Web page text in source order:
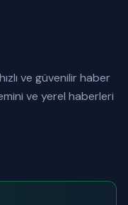
ve güvenilir haber
ve yerel haberleri